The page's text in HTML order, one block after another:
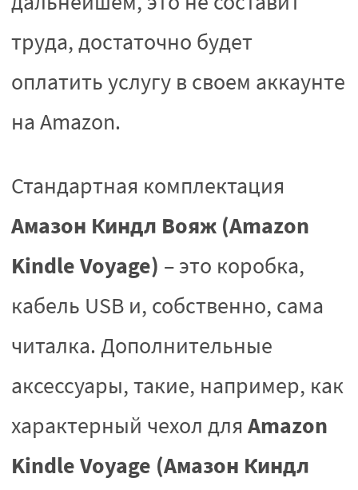
труда, достаточно будет
оплатить услугу в своем аккаунте
на Amazon.
Стандартная комплектация
Амазон Киндл Вояж (Amazon
Kindle Voyage) – это коробка,
кабель USB и, собственно, сама
читалка. Дополнительные
аксессуары, такие, например, как
характерный чехол для Amazon
Kindle Voyage (Амазон Киндл